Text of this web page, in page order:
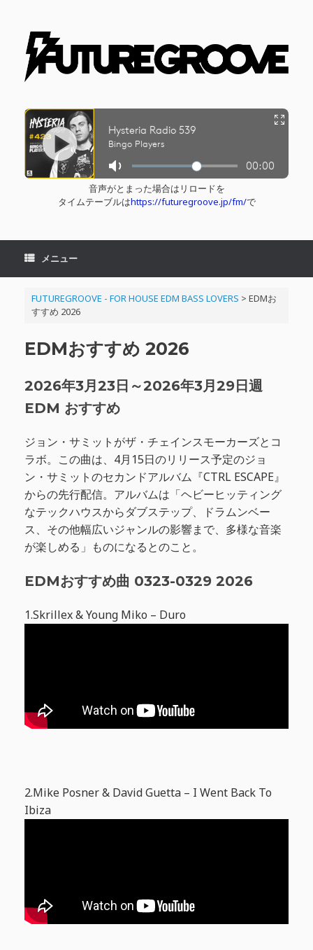
音声がとまった場合はリロードを
タイムテーブルはhttps://futuregroove.jp/fm/で
メニュー
FUTUREGROOVE - FOR HOUSE EDM BASS LOVERS > EDMお
すすめ 2026
EDMおすすめ 2026
2026年3月23日～2026年3月29日週
EDM おすすめ
ジョン・サミットがザ・チェインスモーカーズとコ
ラボ。この曲は、4月15日のリリース予定のジョ
ン・サミットのセカンドアルバム『CTRL ESCAPE』
からの先行配信。アルバムは「ヘビーヒッティング
なテックハウスからダブステップ、ドラムンベー
ス、その他幅広いジャンルの影響まで、多様な音楽
が楽しめる」ものになるとのこと。
EDMおすすめ曲 0323-0329 2026
1.Skrillex & Young Miko – Duro
2.Mike Posner & David Guetta – I Went Back To
Ibiza